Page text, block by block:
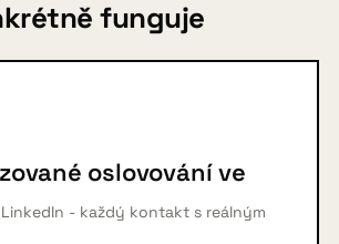
funguje
oslovování ve
- každý kontakt s reálným